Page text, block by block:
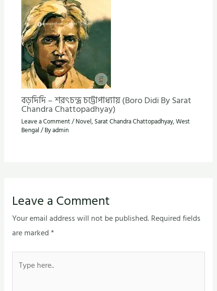
বড়দিদি – শরৎচন্দ্র চট্টোপাধ্যায় (Boro Didi By Sarat
Chandra Chattopadhyay)
Leave a Comment/Novel, Sarat Chandra Chattopadhyay,West
Bengal / Byadmin
Leave a Comment
Your email address will not be published.Required fields
are marked*
here..